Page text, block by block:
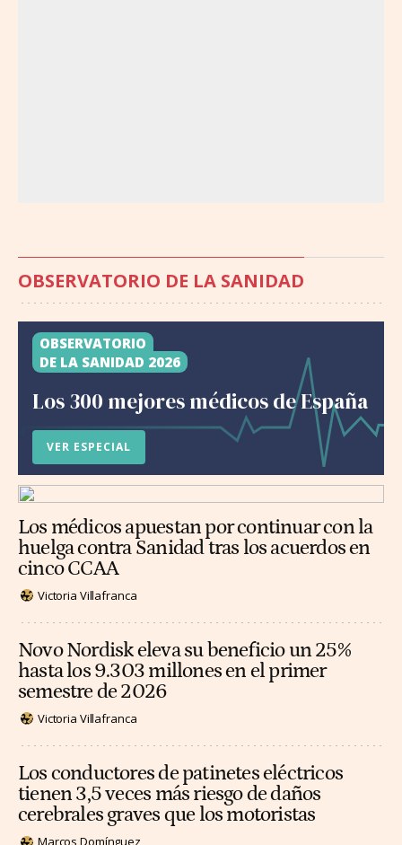
OBSERVATORIO DE LA SANIDAD
OBSERVATORIO
DE LA SANIDAD 2026
Los 300 mejores médicos de España
VER ESPECIAL
Los médicos apuestan por continuar con la
huelga contra Sanidad tras los acuerdos en
cinco CCAA
Victoria Villafranca
Novo Nordisk eleva su beneficio un 25%
hasta los 9.303 millones en el primer
semestre de 2026
Victoria Villafranca
Los conductores de patinetes eléctricos
tienen 3,5 veces más riesgo de daños
cerebrales graves que los motoristas
Marcos Domínguez